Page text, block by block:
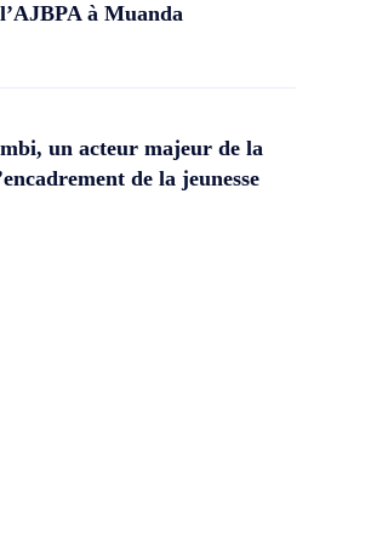
à Muanda
un acteur majeur de la
de la jeunesse